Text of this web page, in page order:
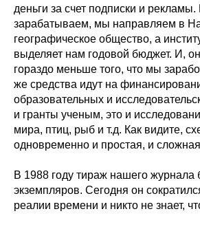
деньги за счет подписки и
зарабатываем, мы направляем в
географическое общество, а
выделяет нам годовой бюджет. И,
гораздо меньше того, что мы
же средства идут на
образовательных и
и гранты ученым, это и
мира, птиц, рыб и т.д. Как видите,
одновременно и простая, и
В 1988 году тираж нашего
экземпляров. Сегодня он
реалии времени и никто не знает,